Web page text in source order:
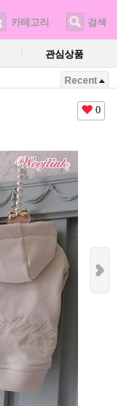
카테고리 검색
관심상품
Recent
0